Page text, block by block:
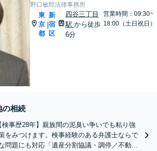
野口敏郎法律事務所
東
京
都
|
新
宿
区
四谷三丁目
駅 から徒歩
6分
営業時間：09:30~
18:00（土日祝日）
の相続
検事歴28年】親族間の泥臭い争いでも粘り強
をみつけます。検事経験のある弁護士ならで
問題にも対応「遺産分割協議・調停／不動産